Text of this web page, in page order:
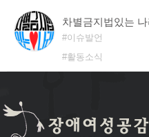
차별금지법있는
이슈발언
활동소식